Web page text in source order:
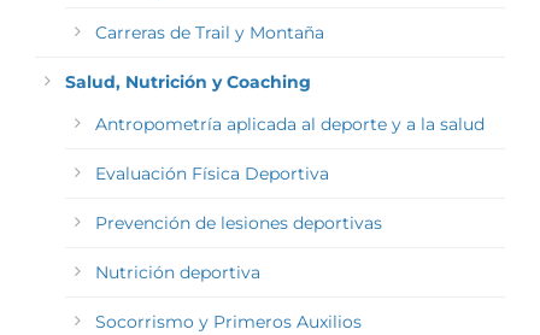
Carreras de Trail y Montaña
Salud, Nutrición y Coaching
Antropometría aplicada al deporte y a la salud
Evaluación Física Deportiva
Prevención de lesiones deportivas
Nutrición deportiva
Socorrismo y Primeros Auxilios